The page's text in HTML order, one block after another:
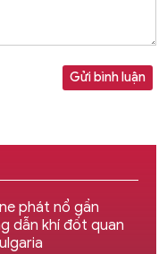
Gửi bình luận
phát nổ gần
dẫn khí đốt quan